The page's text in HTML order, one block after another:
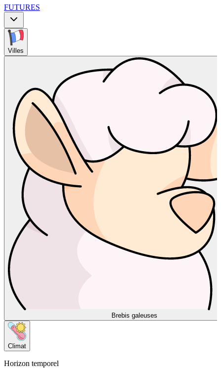
FUTURES
Villes
Brebis galeuses
Climat
Horizon temporel